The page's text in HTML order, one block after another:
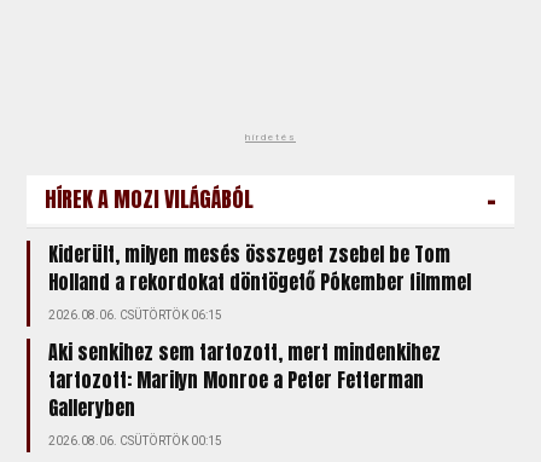
hirdetés
HÍREK A MOZI VILÁGÁBÓL -
Kiderült, milyen mesés összeget zsebel be Tom
Holland a rekordokat döntögető Pókember filmmel
2026.08.06. CSÜTÖRTÖK 06:15
Aki senkihez sem tartozott, mert mindenkihez
tartozott: Marilyn Monroe a Peter Fetterman
Galleryben
2026.08.06. CSÜTÖRTÖK 00:15